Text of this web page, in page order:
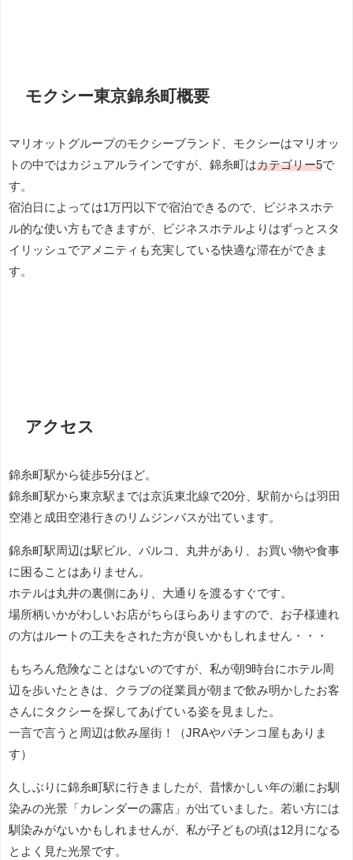
モクシー東京錦糸町概要
マリオットグループのモクシーブランド、モクシーはマリオッ
トの中ではカジュアルラインですが、錦糸町はカテゴリー5で
す。
宿泊日によっては1万円以下で宿泊できるので、ビジネスホテ
ル的な使い方もできますが、ビジネスホテルよりはずっとスタ
イリッシュでアメニティも充実している快適な滞在ができま
す。
アクセス
錦糸町駅から徒歩5分ほど。
錦糸町駅から東京駅までは京浜東北線で20分、駅前からは羽田
空港と成田空港行きのリムジンバスが出ています。
錦糸町駅周辺は駅ビル、パルコ、丸井があり、お買い物や食事
に困ることはありません。
ホテルは丸井の裏側にあり、大通りを渡るすぐです。
場所柄いかがわしいお店がちらほらありますので、お子様連れ
の方はルートの工夫をされた方が良いかもしれません・・・
もちろん危険なことはないのですが、私が朝9時台にホテル周
辺を歩いたときは、クラブの従業員が朝まで飲み明かしたお客
さんにタクシーを探してあげている姿を見ました。
一言で言うと周辺は飲み屋街！（JRAやパチンコ屋もありま
す）
久しぶりに錦糸町駅に行きましたが、昔懐かしい年の瀬にお馴
染みの光景「カレンダーの露店」が出ていました。若い方には
馴染みがないかもしれませんが、私が子どもの頃は12月になる
とよく見た光景です。